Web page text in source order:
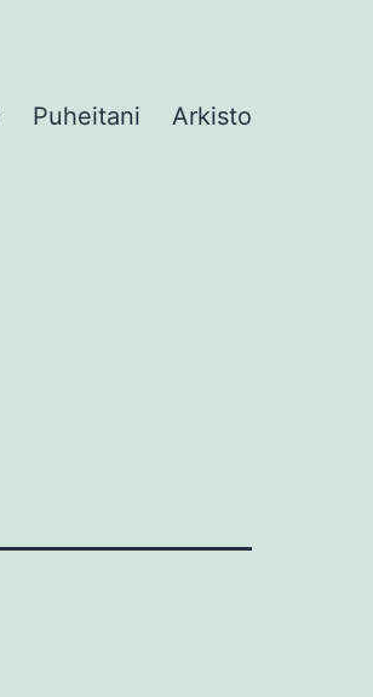
Puheitani Arkisto